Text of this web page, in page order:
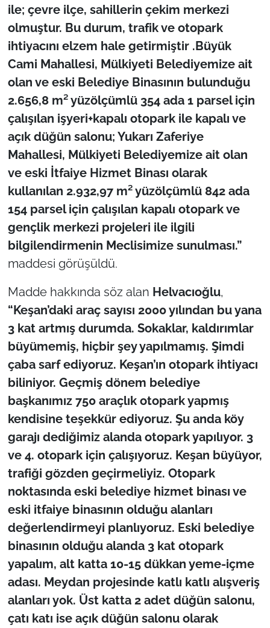
ile; çevre ilçe, sahillerin çekim merkezi
olmuştur. Bu durum, trafik ve otopark
ihtiyacını elzem hale getirmiştir .Büyük
Cami Mahallesi, Mülkiyeti Belediyemize ait
olan ve eski Belediye Binasının bulunduğu
2.656,8 m² yüzölçümlü 354 ada 1 parsel için
çalışılan işyeri+kapalı otopark ile kapalı ve
açık düğün salonu; Yukarı Zaferiye
Mahallesi, Mülkiyeti Belediyemize ait olan
ve eski İtfaiye Hizmet Binası olarak
kullanılan 2.932,97 m² yüzölçümlü 842 ada
154 parsel için çalışılan kapalı otopark ve
gençlik merkezi projeleri ile ilgili
bilgilendirmenin Meclisimize sunulması.”
maddesi görüşüldü.
Madde hakkında söz alan Helvacıoğlu,
“Keşan’daki araç sayısı 2000 yılından bu yana
3 kat artmış durumda. Sokaklar, kaldırımlar
büyümemiş, hiçbir şey yapılmamış. Şimdi
çaba sarf ediyoruz. Keşan’ın otopark ihtiyacı
biliniyor. Geçmiş dönem belediye
başkanımız 750 araçlık otopark yapmış
kendisine teşekkür ediyoruz. Şu anda köy
garajı dediğimiz alanda otopark yapılıyor. 3
ve 4. otopark için çalışıyoruz. Keşan büyüyor,
trafiği gözden geçirmeliyiz. Otopark
noktasında eski belediye hizmet binası ve
eski itfaiye binasının olduğu alanları
değerlendirmeyi planlıyoruz. Eski belediye
binasının olduğu alanda 3 kat otopark
yapalım, alt katta 10-15 dükkan yeme-içme
adası. Meydan projesinde katlı katlı alışveriş
alanları yok. Üst katta 2 adet düğün salonu,
çatı katı ise açık düğün salonu olarak